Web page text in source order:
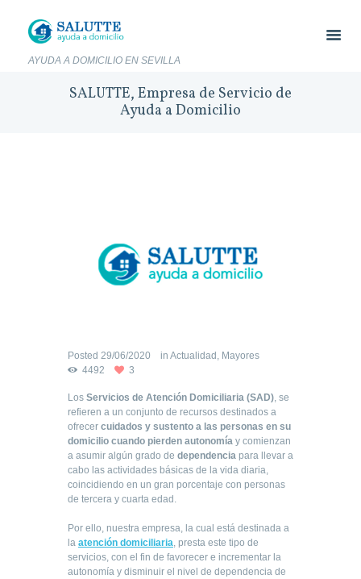
AYUDA A DOMICILIO EN SEVILLA
SALUTTE, Empresa de Servicio de
Ayuda a Domicilio
Posted 29/06/2020 in Actualidad Mayores
4492
3
Los Servicios de Atención Domiciliaria (SAD), se
refieren a un conjunto de recursos destinados a
ofrecer cuidados y sustento a las personas en su
domicilio cuando pierden autonomía y comienzan
a asumir algún grado de dependencia para llevar a
cabo las actividades básicas de la vida diaria,
coincidiendo en un gran porcentaje con personas
de tercera y cuarta edad.
Por ello, nuestra empresa, la cual está destinada a
la atención domiciliaria, presta este tipo de
servicios, con el fin de favorecer e incrementar la
autonomía y disminuir el nivel de dependencia de